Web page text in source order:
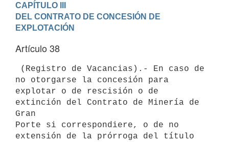
CAPÍTULO III
DEL CONTRATO DE CONCESIÓN DE
EXPLOTACIÓN
Artículo 38
no otorgarse la concesión para
explotar o de rescisión o de
extinción del Contrato de Minería de
Gran
Porte si correspondiere, o de no
extensión de la prórroga del título